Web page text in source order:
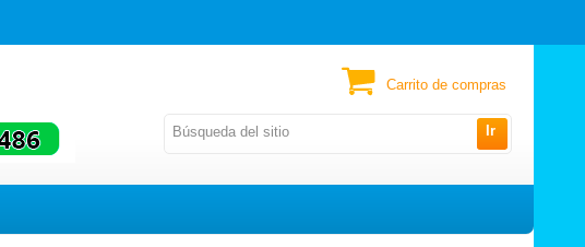
Ir
Carrito de compras